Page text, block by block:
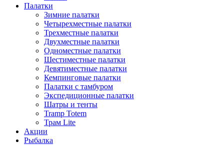
Палатки
Зимние палатки
Четырехместные палатки
Трехместные палатки
Двухместные палатки
Одноместные палатки
Шестиместные палатки
Девятиместные палатки
Кемпинговые палатки
Палатки с тамбуром
Экспедиционные палатки
Шатры и тенты
Tramp Totem
Трам Lite
Акции
Рыбалка